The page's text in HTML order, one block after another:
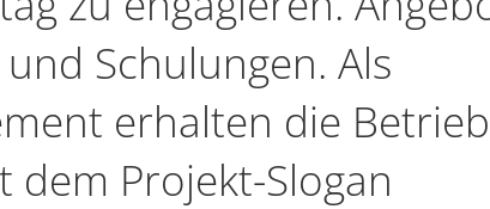
Schulungen. Als
erhalten die
dem Projekt-Slogan